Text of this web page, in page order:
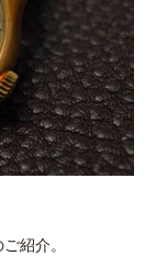
紹介。